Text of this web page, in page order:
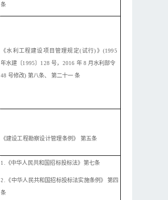
条
《水利工程建设项目管理规定(试行)》 (1995
年水建〔1995〕128 号，2016 年 8 月水利部令
48 号修改) 第八条、 第二十一 条
《建设工程勘察设计管理条例》 第五条
1.《中华人民共和国招标投标法》第七条
2.《中华人民共和国招标投标法实施条例》 第四
条